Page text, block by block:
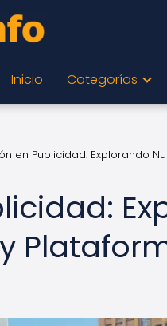
Inicio Categorías
en Publicidad: Explorando